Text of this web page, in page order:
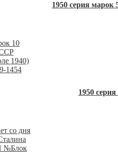
1950 серия марок
1950